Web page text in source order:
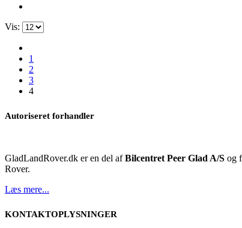
Vis:
1
2
3
4
Autoriseret forhandler
GladLandRover.dk er en del afBilcentret Peer Glad A/S og
Rover.
Læs mere...
KONTAKTOPLYSNINGER